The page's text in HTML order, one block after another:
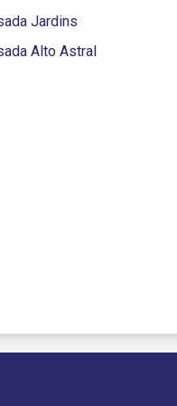
Jardins
Alto Astral